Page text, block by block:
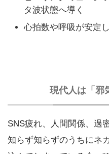
タ波状態へ導く
心拍数や呼吸が安定
現代人は「邪
SNS疲れ、人間関係、過
知らず知らずのうちにネ